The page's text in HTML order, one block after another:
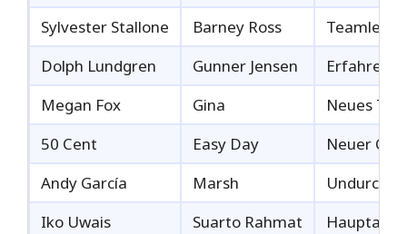
Sylvester Stallone
Barney Ross
Dolph Lundgren
Gunner Jensen
Megan Fox
Gina
Neues
50 Cent
Easy Day
Neuer
Andy García
Marsh
Iko Uwais
Suarto Rahmat